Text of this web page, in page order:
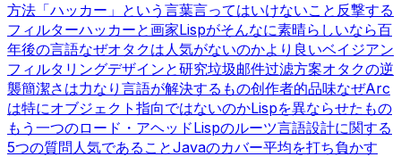
方法 「ハッカー」という言葉言ってはいけないこと 反撃する
フィルターハッカーと画家Lispがそんなに素晴らしいなら百
年後の言語なぜオタクは人気がないのかより良いベイジアン
フィルタリングデザインと研究垃圾邮件过滤方案オタクの逆
襲簡潔さは力なり 言語が解決するもの创作者的品味なぜArc
は特にオブジェクト指向ではないのかLispを異ならせたもの
もう一つのロード・アヘッドLispのルーツ言語設計に関する
5つの質問人気であることJavaのカバー平均を打ち負かす